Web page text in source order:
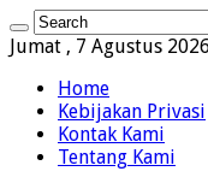
Jumat , 7 Agustus 2026
Home
Kebijakan Privasi
Kontak Kami
Tentang Kami